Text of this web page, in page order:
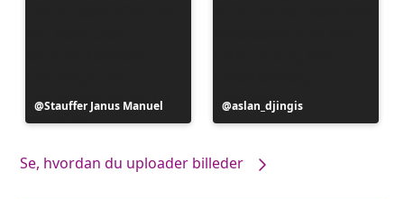
Opslag
offentliggjort
Stauffer Janus Manuel
Opslag
offentliggjort
aslan_djingis
Se, hvordan du uploader billeder